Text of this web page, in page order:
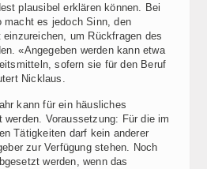
plausibel erklären können. Bei
macht es jedoch Sinn, den
einzureichen, um Rückfragen des
«Angegeben werden kann etwa
sofern sie für den Beruf
Nicklaus.
kann für ein häusliches
Voraussetzung: Für die im
Tätigkeiten darf kein anderer
zur Verfügung stehen. Noch
werden, wenn das